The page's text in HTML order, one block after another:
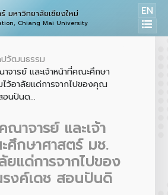
มหาวิทยาลัยเชียงใหม่
Chiang Mai University
EN
วัฒนธรรม
จารย์ และเจ้าหน้าที่คณะศึกษา
ว้อาลัยแด่การจากไปของคุณ
นปันด...
ณาจารย์ และเจ้า
ศึกษาศาสตร์ มช.
ยแด่การจากไปของ
ค์เดช สอนปันดิ